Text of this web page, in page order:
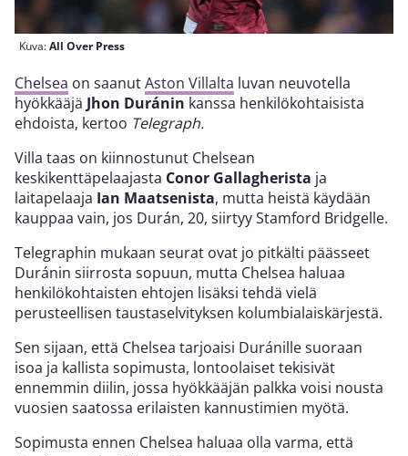
Kuva:All Over Press
Chelsea on saanutAston Villalta luvan neuvotella
hyökkääjä Jhon Duránin kanssa henkilökohtaisista
ehdoista, kertoo Telegraph.
Villa taas on kiinnostunut Chelsean
keskikenttäpelaajasta Conor Gallagherista ja
laitapelaaja Ian Maatsenista, mutta heistä käydään
kauppaa vain, jos Durán, 20, siirtyy Stamford Bridgelle.
Telegraphin mukaan seurat ovat jo pitkälti päässeet
Duránin siirrosta sopuun, mutta Chelsea haluaa
henkilökohtaisten ehtojen lisäksi tehdä vielä
perusteellisen taustaselvityksen kolumbialaiskärjestä.
Sen sijaan, että Chelsea tarjoaisi Duránille suoraan
isoa ja kallista sopimusta, lontoolaiset tekisivät
ennemmin diilin, jossa hyökkääjän palkka voisi nousta
vuosien saatossa erilaisten kannustimien myötä.
Sopimusta ennen Chelsea haluaa olla varma, että